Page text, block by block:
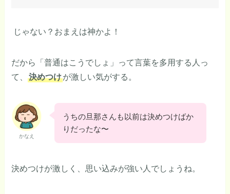
じゃない？おまえは神かよ！
だから「普通はこうでしょ」って言葉を多用する人っ
て、決めつけが激しい気がする。
かなえ
うちの旦那さんも以前は決めつけばか
りだったな〜
決めつけが激しく、思い込みが強い人でしょうね。